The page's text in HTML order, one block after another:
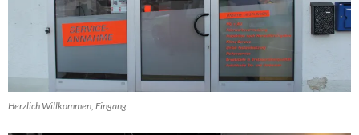
Herzlich Willkommen, Eingang